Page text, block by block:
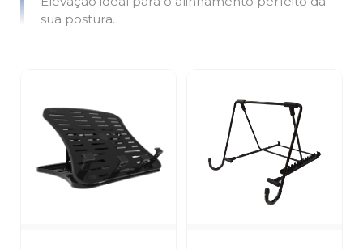
sua postura.